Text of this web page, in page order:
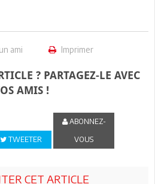
ami Imprimer
? PARTAGEZ-LE AVEC
AMIS !
TWEETER
ABONNEZ-
VOUS
CET ARTICLE